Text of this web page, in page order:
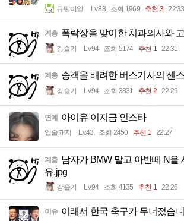
큐땁이알 Lv.88 조회 1969 추천 3 22:33
계층 폭락장을 맞이한 치과의사와
강슬기 Lv.94 조회 5174 추천 1 22:31
계층 승객을 배려한 버스기사의 센
강슬기 Lv.94 조회 3831 추천 2 22:29
연예 아이유 이지금 인스타
입술돼지 Lv.43 조회 2450 추천 1 22:27
계층 남자가 BMW 말고 아반떼 N을
유.jpg
강슬기 Lv.94 조회 4135 추천 1 22:26
이슈 이래서 한국 축구가 무너졌습